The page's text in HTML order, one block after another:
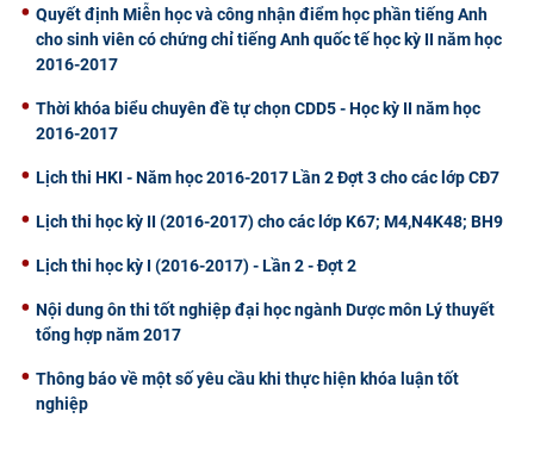
Quyết định Miễn học và công nhận điểm học phần tiếng Anh
cho sinh viên có chứng chỉ tiếng Anh quốc tế học kỳ II năm học
2016-2017
Thời khóa biểu chuyên đề tự chọn CDD5 - Học kỳ II năm học
2016-2017
Lịch thi HKI - Năm học 2016-2017 Lần 2 Đợt 3 cho các lớp CĐ7
Lịch thi học kỳ II (2016-2017) cho các lớp K67; M4,N4K48; BH9
Lịch thi học kỳ I (2016-2017) - Lần 2 - Đợt 2
Nội dung ôn thi tốt nghiệp đại học ngành Dược môn Lý thuyết
tổng hợp năm 2017
Thông báo về một số yêu cầu khi thực hiện khóa luận tốt
nghiệp